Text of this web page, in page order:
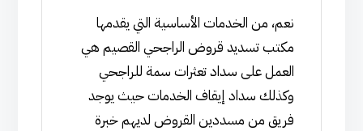
نعم، من الخدمات الأساسية التي يقدمها
مكتب تسديد قروض الراجحي القصيم هي
العمل على سداد تعثرات سمة للراجحي
وكذلك سداد إيقاف الخدمات حيث يوجد
فريق من مسددين القروض لديهم خبرة